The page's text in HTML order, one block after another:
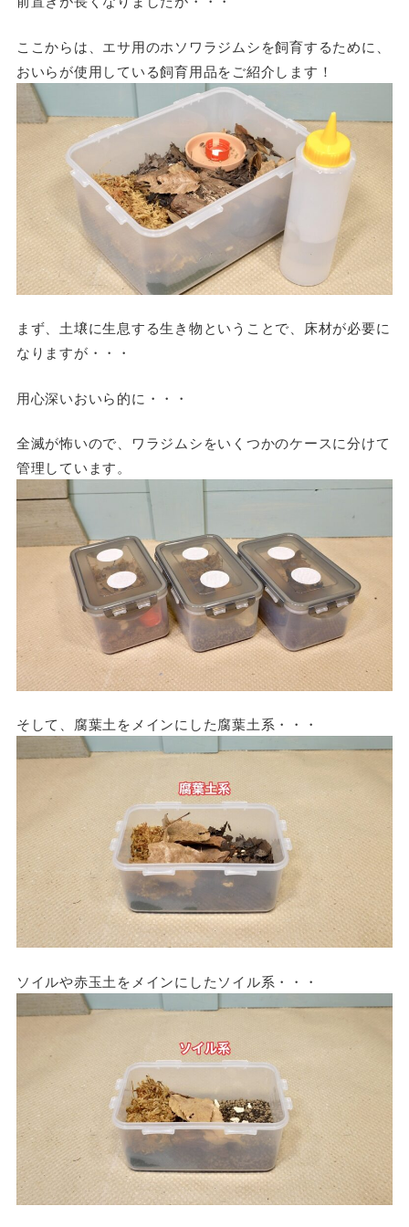
ここからは、エサ用のホソワラジムシを飼育するために、
おいらが使用している飼育用品をご紹介します！
まず、土壌に生息する生き物ということで、床材が必要に
なりますが・・・
用心深いおいら的に・・・
全滅が怖いので、ワラジムシをいくつかのケースに分けて
管理しています。
そして、腐葉土をメインにした腐葉土系・・・
ソイルや赤玉土をメインにしたソイル系・・・